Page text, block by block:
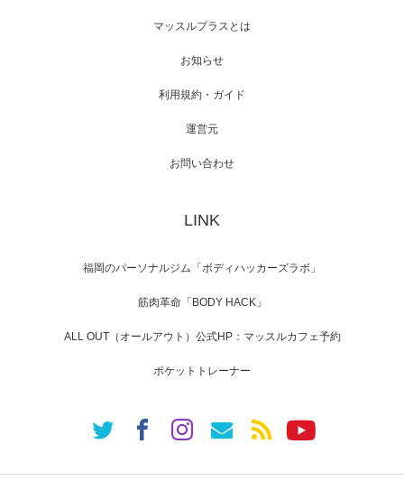
映画「メカバース」舞台挨拶へマッスルプラ
【TV】NHK BS「COOL JAPAN 」にてマッス
「ねとらぼ」さんに…
マッスルプラスとは
お知らせ
利用規約・ガイド
運営元
お問い合わせ
LINK
福岡のパーソナルジム「ボディハッカーズラボ」
筋肉革命「BODY HACK」
ALL OUT（オールアウト）公式HP：マッスルカフェ予約
ポケットトレーナー